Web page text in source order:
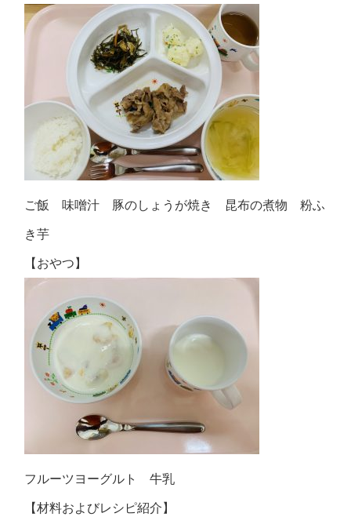
ご飯 味噌汁 豚のしょうが焼き 昆布の煮物 粉ふ
き芋
【おやつ】
フルーツヨーグルト 牛乳
【材料およびレシピ紹介】